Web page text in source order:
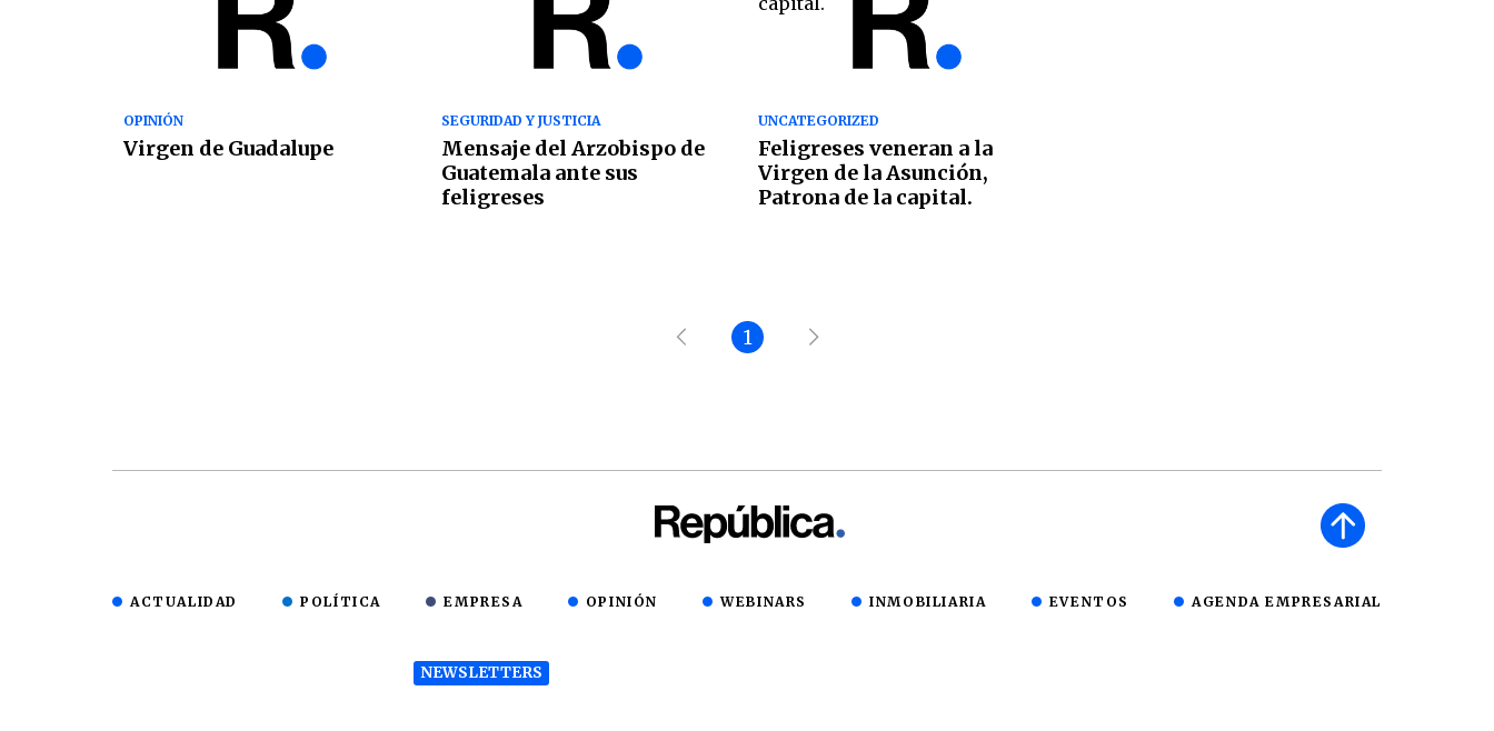
OPINIÓN
Virgen de Guadalupe
SEGURIDAD Y JUSTICIA
Mensaje del Arzobispo de
Guatemala ante sus
feligreses
UNCATEGORIZED
Feligreses veneran a la
Virgen de la Asunción,
Patrona de la capital.
1
ACTUALIDAD POLÍTICA EMPRESA OPINIÓN WEBINARS INMOBILIARIA EVENTOS AGENDA EMPRESARIAL
NEWSLETTERS